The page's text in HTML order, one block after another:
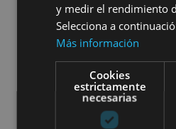
y medir el rendimiento
Selecciona a
Más información
Cookies
estrictamente
necesarias